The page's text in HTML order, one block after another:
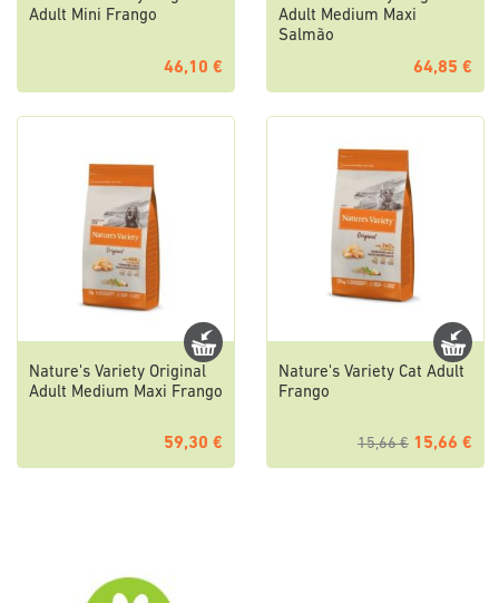
Adult Mini Frango
46,10 €
Adult Medium Maxi
Salmão
64,85 €
Nature's Variety Original
Adult Medium Maxi Frango
59,30 €
Nature's Variety Cat Adult
Frango
15,66 € 15,66 €